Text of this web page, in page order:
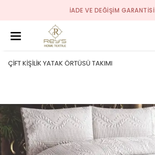
İADE VE DEĞİŞİM GARANTİSİ
ÇİFT KİŞİLİK YATAK ÖRTÜSÜ TAKIMI